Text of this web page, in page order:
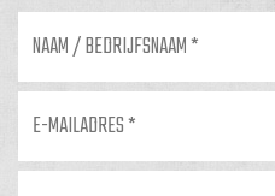
bedrijfsnaam
*
mailadres *